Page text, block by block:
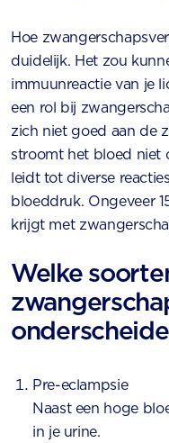
Hoe
duidelijk. Het zou
immuunreactie van je
een rol bij
zich niet goed aan de
stroomt het bloed niet
leidt tot diverse
bloeddruk. Ongeveer
krijgt met
Welke
Pre-eclampsie
Naast een hoge
in je urine.